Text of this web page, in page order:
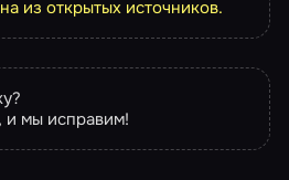
из открытых источников.
и мы исправим!